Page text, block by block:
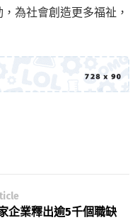
為社會創造更多福祉，
企業釋出逾5千個職缺